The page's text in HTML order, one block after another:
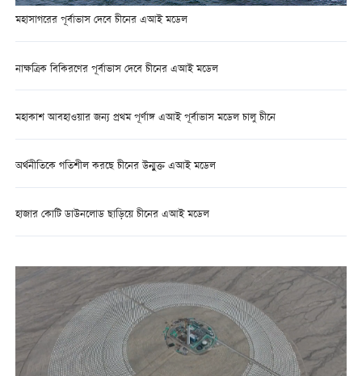
মহাসাগরের পূর্বাভাস দেবে চীনের এআই মডেল
নাক্ষত্রিক বিকিরণের পূর্বাভাস দেবে চীনের এআই মডেল
মহাকাশ আবহাওয়ার জন্য প্রথম পূর্ণাঙ্গ এআই পূর্বাভাস মডেল চালু চীনে
অর্থনীতিকে গতিশীল করছে চীনের উন্মুক্ত এআই মডেল
হাজার কোটি ডাউনলোড ছাড়িয়ে চীনের এআই মডেল